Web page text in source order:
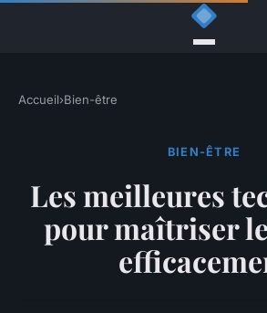
Accueil›Bien-être
BIEN-ÊTRE
Les meilleures
pour maîtriser